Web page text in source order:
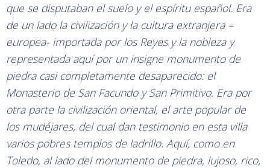
que se disputaban el suelo y el espíritu español. Era
de un lado la civilización y la cultura extranjera –
europea- importada por los Reyes y la nobleza y
representada aquí por un insigne monumento de
piedra casi completamente desaparecido: el
Monasterio de San Facundo y San Primitivo. Era por
otra parte la civilización oriental, el arte popular de
los mudéjares, del cual dan testimonio en esta villa
varios pobres templos de ladrillo. Aquí, como en
Toledo, al lado del monumento de piedra, lujoso, rico,